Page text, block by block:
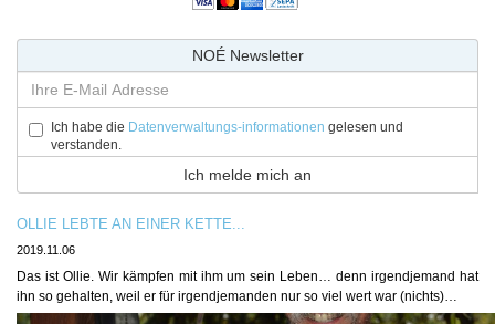
NOÉ Newsletter
Ich habe die Datenverwaltungs-informationen gelesen und
verstanden.
OLLIE LEBTE AN EINER KETTE...
2019.11.06
Das ist Ollie. Wir kämpfen mit ihm um sein Leben… denn irgendjemand hat
ihn so gehalten, weil er für irgendjemanden nur so viel wert war (nichts)…